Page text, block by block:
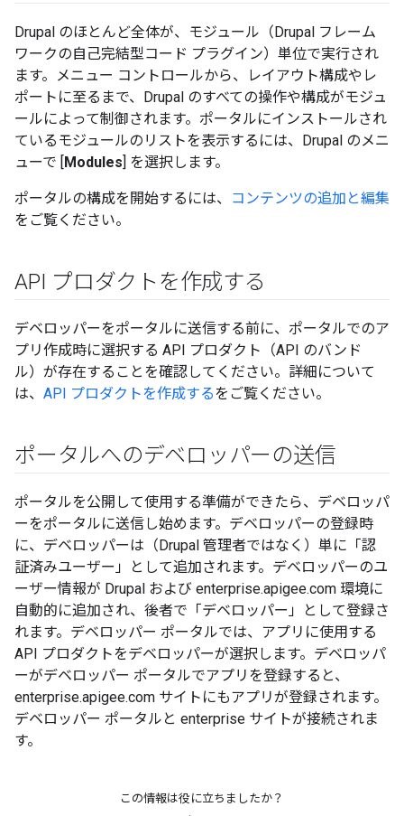
Drupal のほとんど全体が、モジュール（Drupal フレーム
ワークの自己完結型コード プラグイン）単位で実行され
ます。メニュー コントロールから、レイアウト構成やレ
ポートに至るまで、Drupal のすべての操作や構成がモジュ
ールによって制御されます。ポータルにインストールされ
ているモジュールのリストを表示するには、Drupal のメニ
ューで [
Modules ] を選択します。
ポータルの構成を開始するには、
コンテンツの追加と編集
をご覧ください。
API プロダクトを作成する
デベロッパーをポータルに送信する前に、ポータルでのア
プリ作成時に選択する API プロダクト（API のバンド
ル）が存在することを確認してください。詳細について
は、 API プロダクトを作成するをご覧ください。
ポータルへのデベロッパーの送信
ポータルを公開して使用する準備ができたら、デベロッパ
ーをポータルに送信し始めます。デベロッパーの登録時
に、デベロッパーは（Drupal 管理者ではなく）単に「認
証済みユーザー」として追加されます。デベロッパーのユ
ーザー情報が Drupal および enterprise.apigee.com 環境に
自動的に追加され、後者で「デベロッパー」として登録さ
れます。デベロッパー ポータルでは、アプリに使用する
API プロダクトをデベロッパーが選択します。デベロッパ
ーがデベロッパー ポータルでアプリを登録すると、
enterprise.apigee.com サイトにもアプリが登録されます。
デベロッパー ポータルと enterprise サイトが接続されま
す。
この情報は役に立ちましたか？